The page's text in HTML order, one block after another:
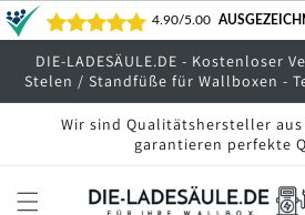
Direkt
zum
Inhalt
DIE-LADESÄULE.DE - Kostenloser
Stelen / Standfüße für Wallboxen -
Wir sind Qualitätshersteller
garantieren perfekte